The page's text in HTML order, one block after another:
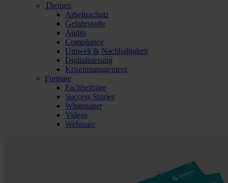
Themen
Arbeitsschutz
Gefahrstoffe
Audits
Compliance
Umwelt & Nachhaltigkeit
Digitalisierung
Krisenmanagement
Formate
Fachbeiträge
Success Stories
Whitepaper
Videos
Webinare